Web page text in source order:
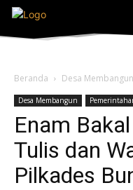
Beranda Desa Membangun
Desa Membangun
Enam
Tulis dan
Pilkades